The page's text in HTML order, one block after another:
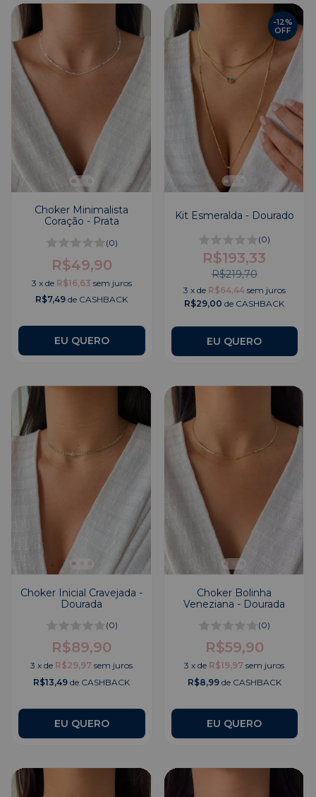
Choker Minimalista
Coração - Prata
(0)
R$49,90
3 x de R$16,63 sem juros
R$7,49 de CASHBACK
Kit Esmeralda - Dourado
(0)
R$193,33
-12%
OFF
R$219,70
3 x de R$64,44 sem juros
R$29,00 de CASHBACK
EU QUERO
Choker Inicial Cravejada -
Dourada
(0)
R$89,90
3 xde R$29,97 sem juros
R$13,49 de CASHBACK
EU QUERO
Choker Bolinha
Veneziana - Dourada
(0)
R$59,90
3 xde R$19,97 sem juros
R$8,99de CASHBACK